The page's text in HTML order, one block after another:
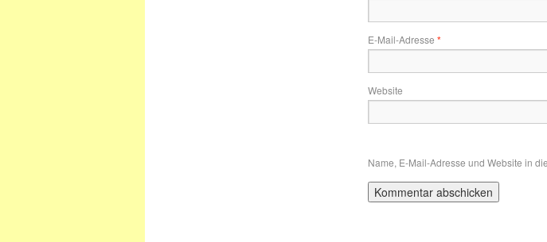
E-Mail-Adresse *
Website
Name, E-Mail-Adresse und Website in